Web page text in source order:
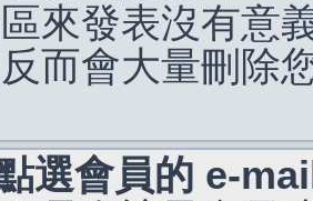
來發表沒有意
而會大量刪除
選會員的 e-